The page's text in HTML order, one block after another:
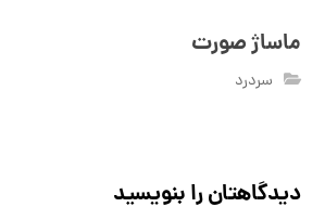
ماساژ صورت
سردرد
دیدگاهتان را بنویسید